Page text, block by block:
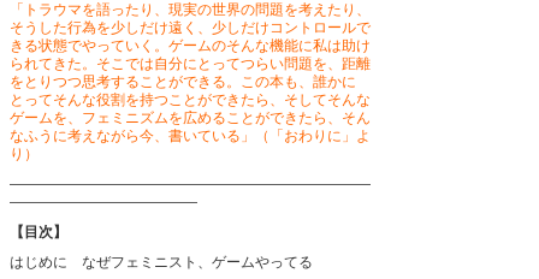
「トラウマを語ったり、現実の世界の問題を考えたり、
そうした行為を少しだけ遠く、少しだけコントロールで
きる状態でやっていく。ゲームのそんな機能に私は助け
られてきた。そこでは自分にとってつらい問題を、距離
をとりつつ思考することができる。この本も、誰かに
とってそんな役割を持つことができたら、そしてそんな
ゲームを、フェミニズムを広めることができたら、そん
なふうに考えながら今、書いている」（「おわりに」よ
り）
―――――――――――――――――――――――――
―――――――――――――
【目次】
はじめに なぜフェミニスト、ゲームやってる